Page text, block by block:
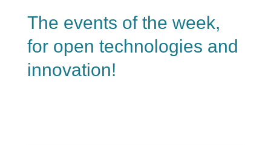
The events of the week,
for open technologies and
innovation!